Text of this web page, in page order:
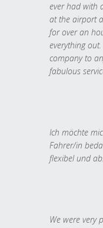
ever had with
at the airport
for over an
everything
company to
fabulous
Ich möchte
Fahrer/in
flexibel und
We were very